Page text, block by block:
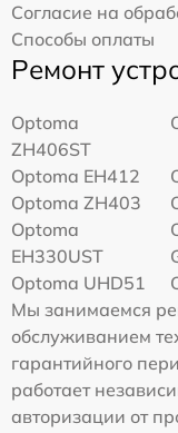
Согласие на
Способы оплаты
Ремонт
Optoma
ZH406ST
Optoma EH412
Optoma ZH403
Optoma
EH330UST
Optoma UHD51
Мы занимаемся
обслуживанием
гарантийного
работает
авторизации от